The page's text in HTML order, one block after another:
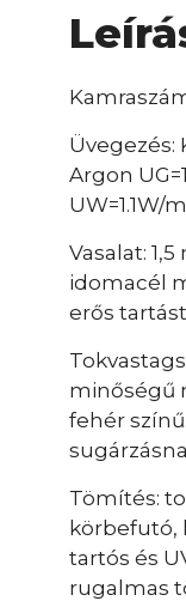
Üvegezés:
Argon
UW=1.1W/
Vasalat:
idomacél
erős
minőségű
fehér
Tömítés:
körbefutó,
tartós és
rugalmas